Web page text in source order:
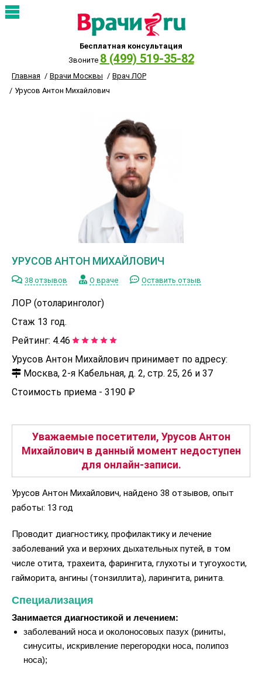
Бесплатная консультация
Звоните 8 (499) 519-35-82
Главная Врачи Москвы
Врач ЛОР
Урусов Антон Михайлович
УРУСОВ АНТОН МИХАЙЛОВИЧ
38 отзывов О враче Оставить отзыв
ЛОР (отоларинголог)
Стаж 13 год.
Рейтинг: 4.46
Урусов Антон Михайлович принимает по адресу:
Москва, 2-я Кабельная, д. 2, стр. 25, 26 и 37
Стоимость приема - 3190 ₽
Уважаемые посетители, Урусов Антон
Михайлович в данный момент недоступен
для онлайн-записи.
Урусов Антон Михайлович, найдено 38 отзывов, опыт
работы: 13 год
Проводит диагностику, профилактику и лечение
заболеваний уха и верхних дыхательных путей, в том
числе отита, трахеита, фарингита, глухоты и тугоухости,
гайморита, ангины (тонзиллита), ларингита, ринита.
Специализация
Занимается диагностикой и лечением:
заболеваний носа и околоносовых пазух (риниты,
синуситы, искривление перегородки носа, полипоз
носа);